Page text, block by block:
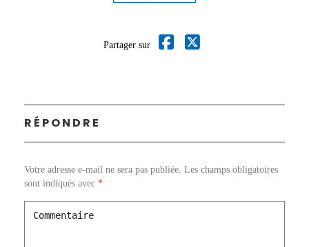
Partager sur
RÉPONDRE
Votre adresse e-mail ne sera pas publiée. Les champs obligatoires
sont indiqués avec *